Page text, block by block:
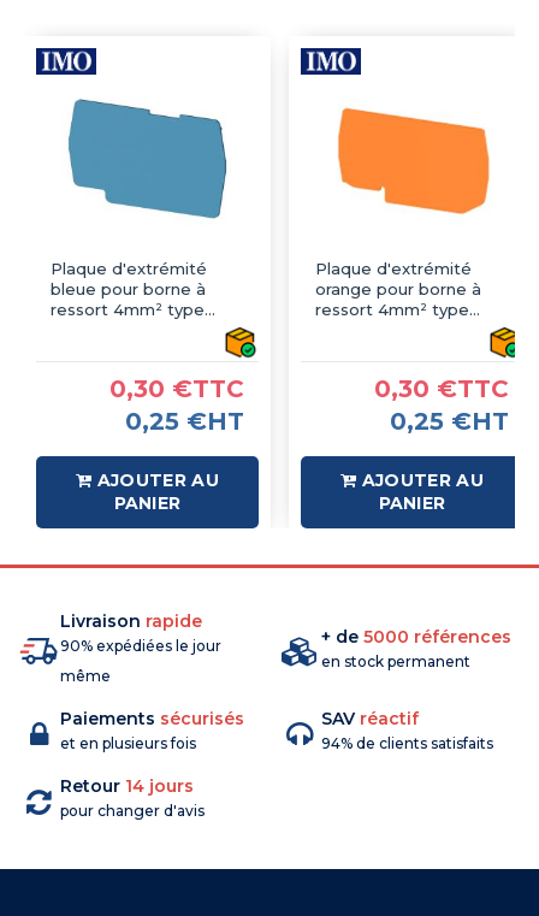
Plaque d'extrémité
bleue pour borne à
ressort 4mm² type
0,30 €TTC
0,25 €HT
AJOUTER AU
PANIER
Plaque d'extrémité
orange pour borne à
ressort 4mm² type
0,30 €TTC
0,25 €HT
AJOUTER AU
PANIER
Livraison rapide
90% expédiées le jour
même
+ de 5000 références
en stock permanent
Paiements sécurisés
et en plusieurs fois
SAV réactif
94% de clients satisfaits
Retour 14 jours
pour changer d'avis